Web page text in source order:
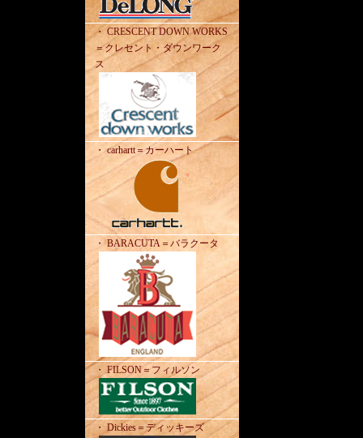
・ CRESCENT DOWN WORKS
＝クレセント・ダウンワーク
ス
・ carhartt＝カーハート
・ BARACUTA＝バラクータ
・ FILSON＝フィルソン
・ Dickies＝ディッキーズ